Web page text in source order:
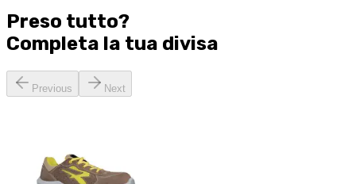
Preso tutto?
Completa la tua divisa
Previous Next